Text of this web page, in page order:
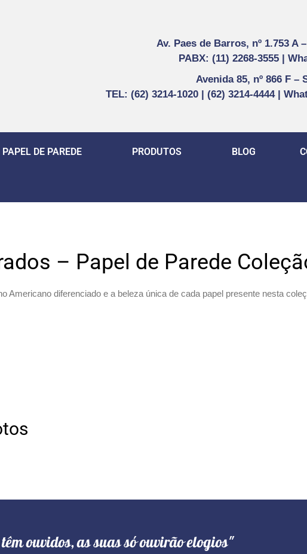
Av. Paes de Barros, nº 1.753 A –
PABX: (11) 2268-3555 |
Avenida 85, nº 866 F –
TEL: (62) 3214-1020 | (62) 3214-4444 |
PAPEL DE PAREDE PRODUTOS BLOG
– Papel de Parede
Americano diferenciado e a beleza única de cada papel presente nesta
ouvidos, as suas só ouvirão elogios"